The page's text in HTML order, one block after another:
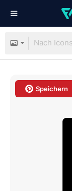
Speichern